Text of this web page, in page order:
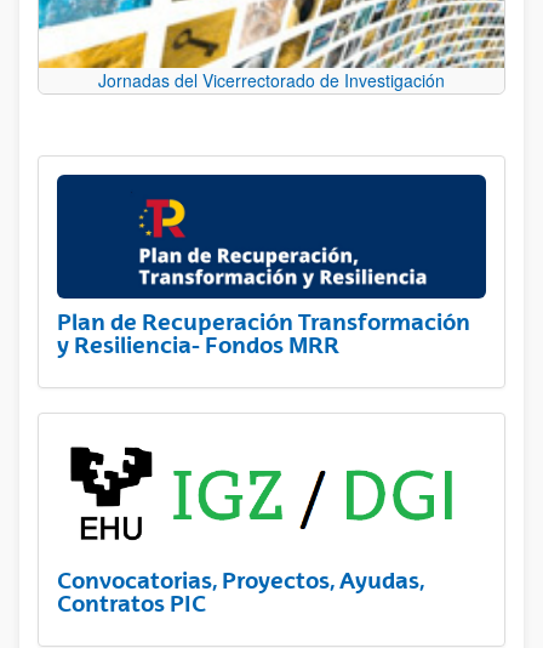
Jornadas del Vicerrectorado de Investigación
Plan de Recuperación Transformación
y Resiliencia- Fondos MRR
Convocatorias, Proyectos, Ayudas,
Contratos PIC